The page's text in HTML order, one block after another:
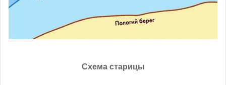
Схема старицы